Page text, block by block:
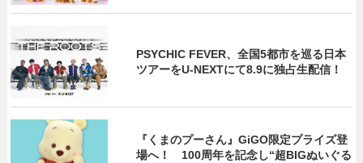
PSYCHIC FEVER、全国5都市を巡る日本
ツアーをU‐NEXTにて8.9に独占生配信！
『くまのプーさん』GiGO限定プライズ登
場へ！ 100周年を記念し“超BIGぬいぐる